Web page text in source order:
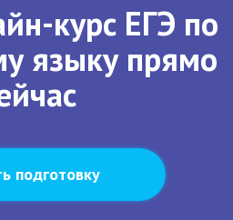
курс ЕГЭ по
языку прямо
подготовку